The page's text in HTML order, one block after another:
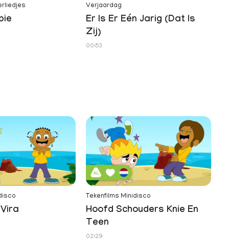
Verjaardag
Er Is Er Eén Jarig (Dat Is
Zij)
00:53
Tekenfilms Minidisco
Hoofd Schouders Knie En
Teen
02:29